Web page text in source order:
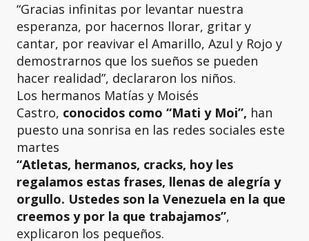
“Gracias infinitas por levantar nuestra
esperanza, por hacernos llorar, gritar y
cantar, por reavivar el Amarillo, Azul y Rojo y
demostrarnos que los sueños se pueden
hacer realidad”, declararon los niños.
Los hermanos Matías y Moisés
Castro, conocidos como “Mati y Moi”, han
puesto una sonrisa en las redes sociales este
martes
“Atletas, hermanos, cracks, hoy les
regalamos estas frases, llenas de alegría y
orgullo. Ustedes son la Venezuela en la que
creemos y por la que trabajamos”,
explicaron los pequeños.